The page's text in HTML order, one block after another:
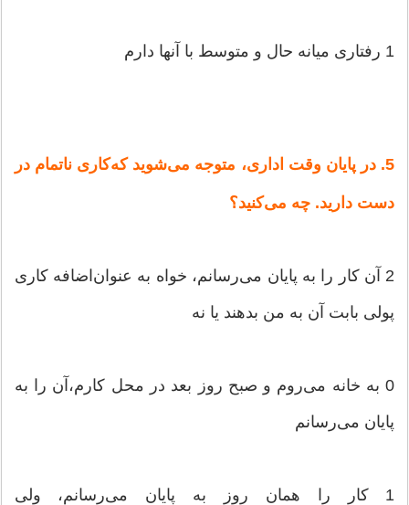
1 رفتاری‌ میانه‌ حال‌ و متوسط با آنها دارم‌
5. در پایان‌ وقت‌ اداری‌، متوجه‌ می‌شوید كه‌كاری‌ ناتمام‌ در
دست‌ دارید. چه‌ می‌كنید؟
2 آن‌ كار را به‌ پایان‌ می‌رسانم‌، خواه‌ به‌ عنوان‌اضافه‌ كاری‌
پولی‌ بابت‌ آن‌ به‌ من‌ بدهند یا نه‌
0 به‌ خانه‌ می‌روم‌ و صبح‌ روز بعد در محل‌ كارم‌،آن‌ را به‌
پایان‌ می‌رسانم‌
1 كار را همان‌ روز به‌ پایان‌ می‌رسانم‌، ولی‌